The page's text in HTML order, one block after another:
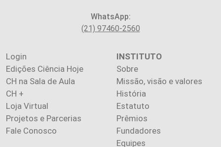
WhatsApp:
(21) 97460-2560
Login
Edições Ciência Hoje
CH na Sala de Aula
CH +
Loja Virtual
Projetos e Parcerias
Fale Conosco
INSTITUTO
Sobre
Missão, visão e valores
História
Estatuto
Prêmios
Fundadores
Equipes